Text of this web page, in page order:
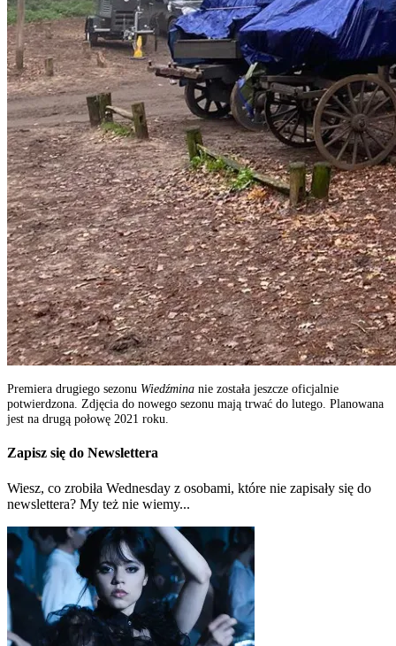
Premiera drugiego sezonu Wiedźmina nie została jeszcze oficjalnie
potwierdzona. Zdjęcia do nowego sezonu mają trwać do lutego. Planowana
jest na drugą połowę 2021 roku.
Zapisz się do Newslettera
Wiesz, co zrobiła Wednesday z osobami, które nie zapisały się do
newslettera? My też nie wiemy...